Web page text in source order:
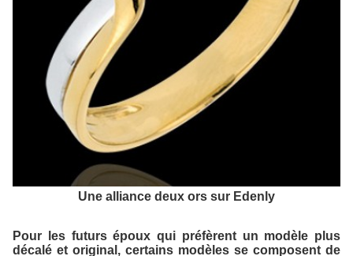
Une alliance deux ors sur Edenly
Pour les futurs époux qui préfèrent un modèle plus
décalé et original, certains modèles se composent de